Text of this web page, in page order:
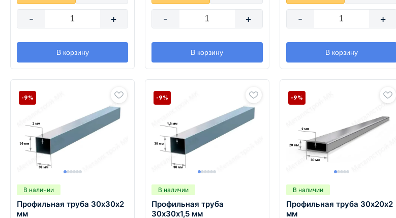
- +
В корзину
- +
В корзину
- +
В корзину
В наличии
Профильная труба 30х30х2
мм
-9%
В наличии
Профильная труба
30х30х1,5 мм
-9%
В наличии
Профильная труба 30х20х2
мм
-9%